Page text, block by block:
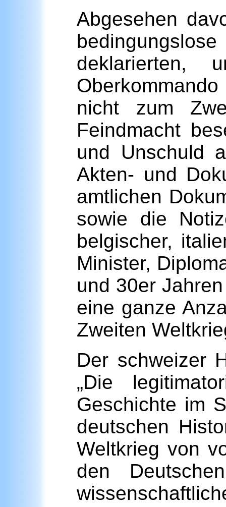
Abgesehen
deklarierten,
nicht zum
Feindmacht
und Unschuld
Akten- und
amtlichen
sowie die
belgischer,
Minister,
und 30er
eine ganze
Zweiten
Der schweizer
„Die
Geschichte im
deutschen
Weltkrieg von
den